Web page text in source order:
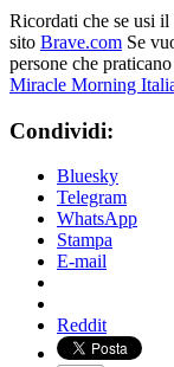
Ricordati che se usi
sito Brave.com Se
persone che
Miracle Morning
Condividi:
Bluesky
Telegram
WhatsApp
Stampa
E-mail
Reddit